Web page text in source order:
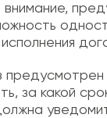
предусмотрен
за какой